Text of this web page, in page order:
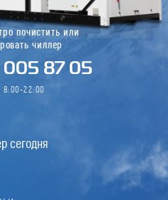
почистить или
чиллер
87 05
8:00-22:00
сегодня